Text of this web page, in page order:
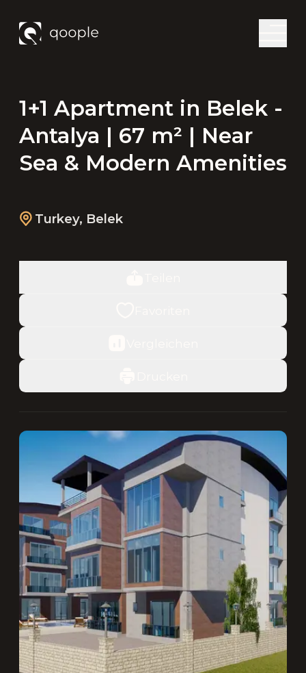
1+1 Apartment in Belek -
Antalya | 67 m² | Near
Sea & Modern Amenities
Turkey, Belek